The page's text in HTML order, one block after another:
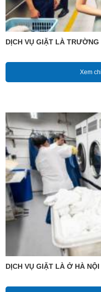
DỊCH VỤ GIẶT LÀ TRƯỜNG
Xem
DỊCH VỤ GIẶT LÀ Ở HÀ